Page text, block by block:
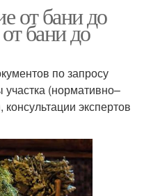
от бани до
бани до
по запросу
участка (нормативно–
экспертов